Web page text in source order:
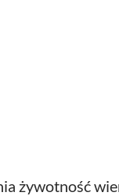
żywotność